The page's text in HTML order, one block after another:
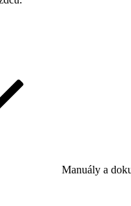
Manuály a